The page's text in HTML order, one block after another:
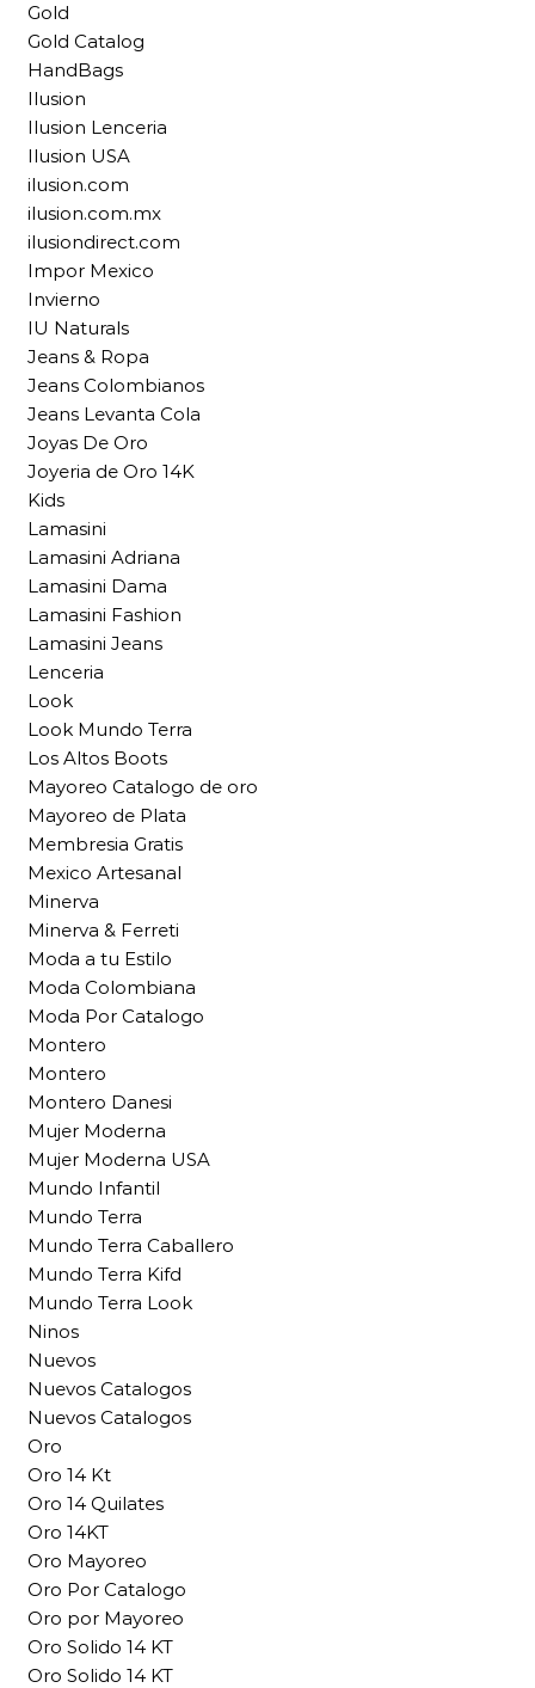
Gold
Gold Catalog
HandBags
Ilusion
Ilusion Lenceria
Ilusion USA
ilusion.com
ilusion.com.mx
ilusiondirect.com
Impor Mexico
Invierno
IU Naturals
Jeans & Ropa
Jeans Colombianos
Jeans Levanta Cola
Joyas De Oro
Joyeria de Oro 14K
Kids
Lamasini
Lamasini Adriana
Lamasini Dama
Lamasini Fashion
Lamasini Jeans
Lenceria
Look
Look Mundo Terra
Los Altos Boots
Mayoreo Catalogo de oro
Mayoreo de Plata
Membresia Gratis
Mexico Artesanal
Minerva
Minerva & Ferreti
Moda a tu Estilo
Moda Colombiana
Moda Por Catalogo
Montero
Montero
Montero Danesi
Mujer Moderna
Mujer Moderna USA
Mundo Infantil
Mundo Terra
Mundo Terra Caballero
Mundo Terra Kifd
Mundo Terra Look
Ninos
Nuevos
Nuevos Catalogos
Nuevos Catalogos
Oro
Oro 14 Kt
Oro 14 Quilates
Oro 14KT
Oro Mayoreo
Oro Por Catalogo
Oro por Mayoreo
Oro Solido 14 KT
Oro Solido 14 KT